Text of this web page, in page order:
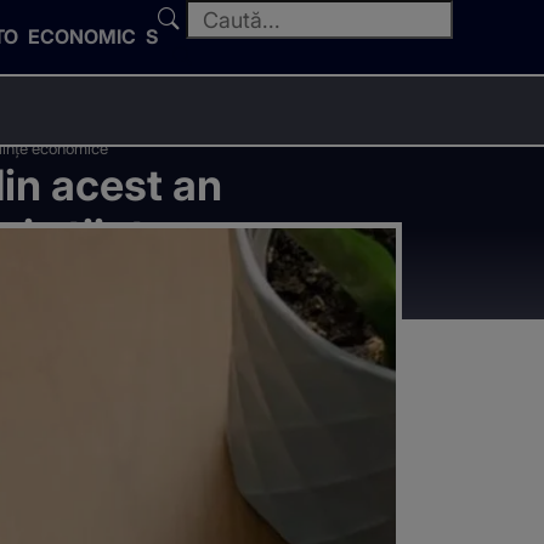
ECONOMIC SPORT
economice
acest an
științe